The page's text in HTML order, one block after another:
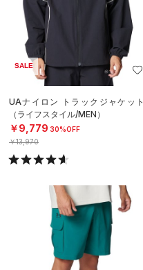
SALE
UAナイロン トラックジャケット
（ライフスタイル/MEN）
￥9,779 30%OFF
￥13,970